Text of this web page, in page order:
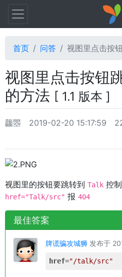
首页 问答 视图里点击按
视图里点击按钮
的方法 [ 1.1 版本 ]
龘瞾 2019-02-20 15:17:59
视图里的按钮要跳转到 Talk 控
href="Talk/src" 报 404
最佳答案
牌谎骗攻城狮 发布于
href="/talk/src"